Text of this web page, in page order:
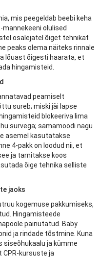
mis peegeldab beebi keha
mannekeeni olulised
osalejatel õiget tehnikat
peaks olema näiteks rinnale
lõuast õigesti haarata, et
hingamisteid.
peamiselt
sureb; miski jäi lapse
blokeeriva lima
survega; samamoodi nagu
asemel kasutatakse
4-pakk on loodud nii, et
ja tarnitakse koos
õige tehnika selliste
jaoks
kogemuse pakkumiseks,
Hingamisteede
painutatud. Baby
ja rindade tõstmine. Kuna
siseõhukaalu ja kümme
CPR-kursuste ja